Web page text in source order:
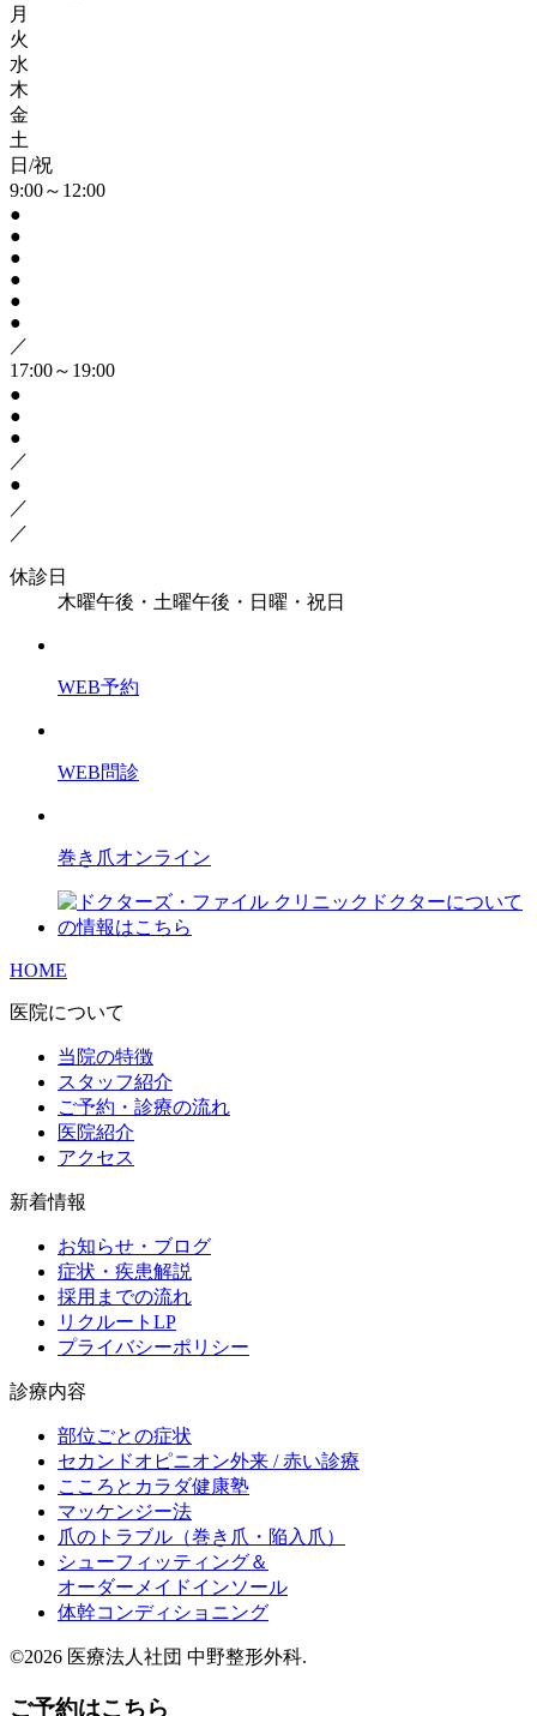
月
火
水
木
金
土
日/祝
9:00～12:00
●
●
●
●
●
●
／
17:00～19:00
●
●
●
／
●
／
／
休診日
木曜午後・土曜午後・日曜・祝日
WEB予約
WEB問診
巻き爪オンライン
HOME
医院について
当院の特徴
スタッフ紹介
ご予約・診療の流れ
医院紹介
アクセス
新着情報
お知らせ・ブログ
症状・疾患解説
採用までの流れ
リクルートLP
プライバシーポリシー
診療内容
部位ごとの症状
セカンドオピニオン外来 / 赤い診療
こころとカラダ健康塾
マッケンジー法
爪のトラブル（巻き爪・陥入爪）
シューフィッティング＆
オーダーメイドインソール
体幹コンディショニング
©2026 医療法人社団 中野整形外科.
ご予約はこちら